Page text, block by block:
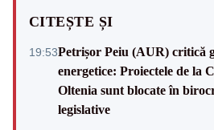
CITEȘTE ȘI
19:53Petrișor Peiu (AUR) critică
energetice: Proiectele de la
Oltenia sunt blocate în
legislative